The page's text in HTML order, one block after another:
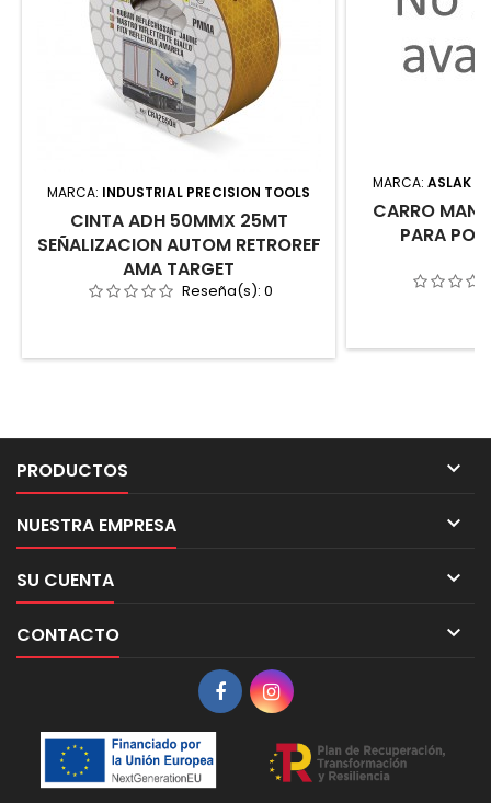
MARCA: INDUSTRIAL PRECISION TOOLS
CINTA ADH 50MMX 25MT
SEÑALIZACION AUTOM RETROREF
AMA TARGET
Reseña(s): 0
MARCA: ASLAK
CARRO
PARA
PRODUCTOS 
NUESTRA EMPRESA 
SU CUENTA 
CONTACTO 